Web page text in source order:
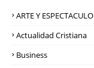
ARTE Y ESPECTACULO
Actualidad Cristiana
Business